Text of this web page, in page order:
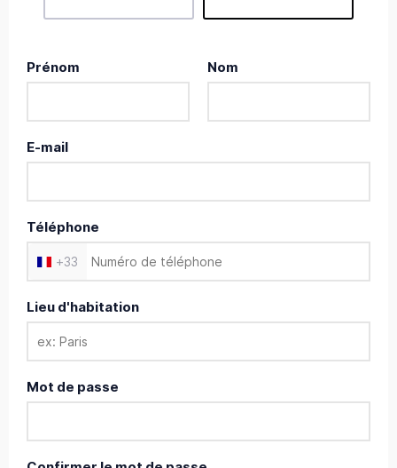
Prénom Nom
E-mail
Téléphone
+33
Lieu d'habitation
Mot de passe